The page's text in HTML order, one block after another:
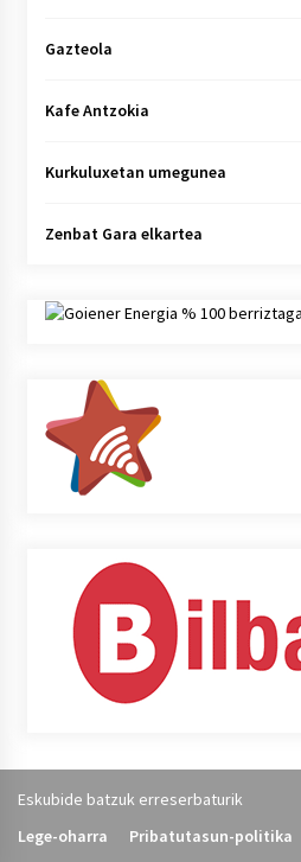
Gazteola
Kafe Antzokia
Kurkuluxetan umegunea
Zenbat Gara elkartea
Eskubide batzuk erreserbaturik
Lege-oharra
Pribatutasun-politika